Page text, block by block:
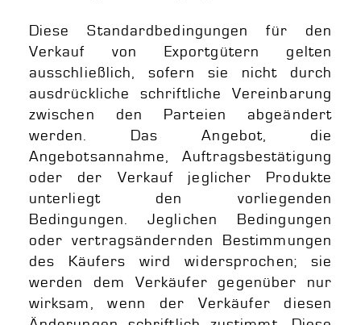
Diese Standardbedingungen für den
Verkauf von Exportgütern gelten
ausschließlich, sofern sie nicht durch
ausdrückliche schriftliche Vereinbarung
zwischen den Parteien abgeändert
werden. Das Angebot, die
Angebotsannahme, Auftragsbestätigung
oder der Verkauf jeglicher Produkte
unterliegt den vorliegenden
Bedingungen. Jeglichen Bedingungen
oder vertragsändernden Bestimmungen
des Käufers wird widersprochen; sie
werden dem Verkäufer gegenüber nur
wirksam, wenn der Verkäufer diesen